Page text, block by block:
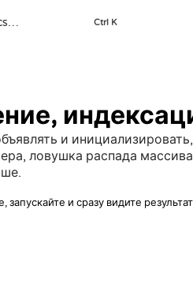
Ctrl K
и
ловушка распада
и сразу видите